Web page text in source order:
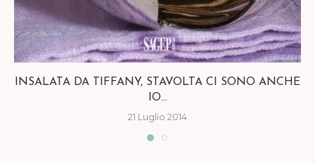
INSALATA DA TIFFANY, STAVOLTA CI SONO ANCHE
IO...
21 Luglio 2014